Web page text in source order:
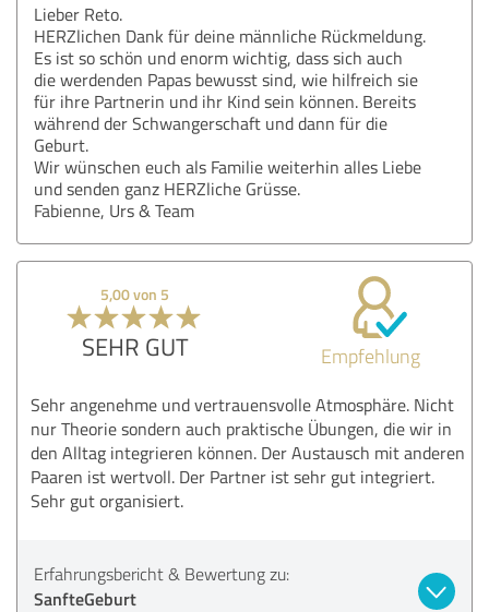
Lieber Reto.
HERZlichen Dank für deine männliche Rückmeldung.
Es ist so schön und enorm wichtig, dass sich auch
die werdenden Papas bewusst sind, wie hilfreich sie
für ihre Partnerin und ihr Kind sein können. Bereits
während der Schwangerschaft und dann für die
Geburt.
Wir wünschen euch als Familie weiterhin alles Liebe
und senden ganz HERZliche Grüsse.
Fabienne, Urs & Team
5,00 von 5
SEHR GUT Empfehlung
Sehr angenehme und vertrauensvolle Atmosphäre. Nicht
nur Theorie sondern auch praktische Übungen, die wir in
den Alltag integrieren können. Der Austausch mit anderen
Paaren ist wertvoll. Der Partner ist sehr gut integriert.
Sehr gut organisiert.
Erfahrungsbericht & Bewertung zu:
SanfteGeburt